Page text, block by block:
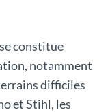
constitue
notamment
difficiles
et Stihl, les